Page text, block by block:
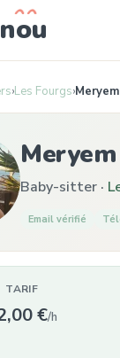
ou
›Les Fourgs›Meryem
Meryem
Baby-sitter ·
Email vérifié
TARIF
€/h